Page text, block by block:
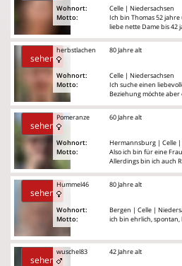
Wohnort:
Motto:
Celle | Niedersachsen
Ich bin Thomas 52
liebe nette Dame bis 42
sehen
herbstlachen
Wohnort:
Motto:
80 Jahre alt
Celle | Niedersachsen
Ich suche einen
Beziehung möchte aber
sehen
Pomeranze
Wohnort:
Motto:
60 Jahre alt
Hermannsburg | Celle |
Also ich bin für eine
Allerdings bin ich auch
sehen
Hummel46
Wohnort:
Motto:
80 Jahre alt
Bergen | Celle |
ich bin ehrlich,
sehen
wuschel83 42 Jahre alt